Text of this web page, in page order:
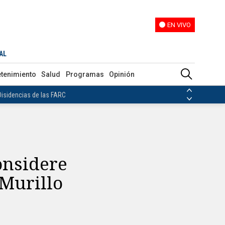
EN VIVO
Salud Programas Opinión
de las FARC
visas para colombianos
de las FARC